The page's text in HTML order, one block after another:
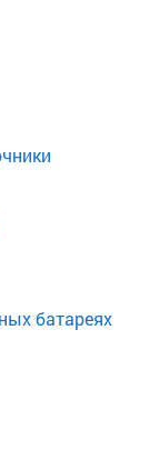
батареях